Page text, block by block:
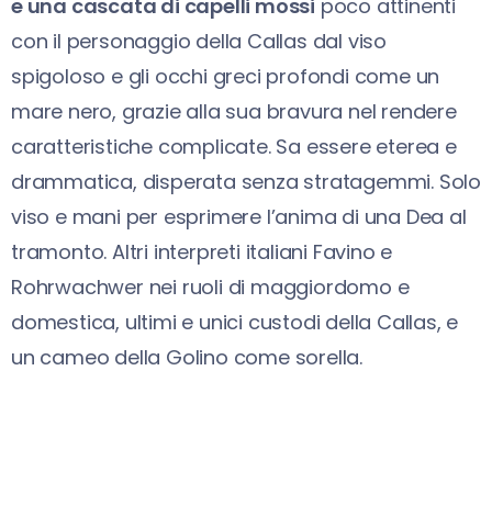
e una cascata di capelli mossi poco attinenti
con il personaggio della Callas dal viso
spigoloso e gli occhi greci profondi come un
mare nero, grazie alla sua bravura nel rendere
caratteristiche complicate. Sa essere eterea e
drammatica, disperata senza stratagemmi. Solo
viso e mani per esprimere l’anima di una Dea al
tramonto. Altri interpreti italiani Favino e
Rohrwachwer nei ruoli di maggiordomo e
domestica, ultimi e unici custodi della Callas, e
un cameo della Golino come sorella.